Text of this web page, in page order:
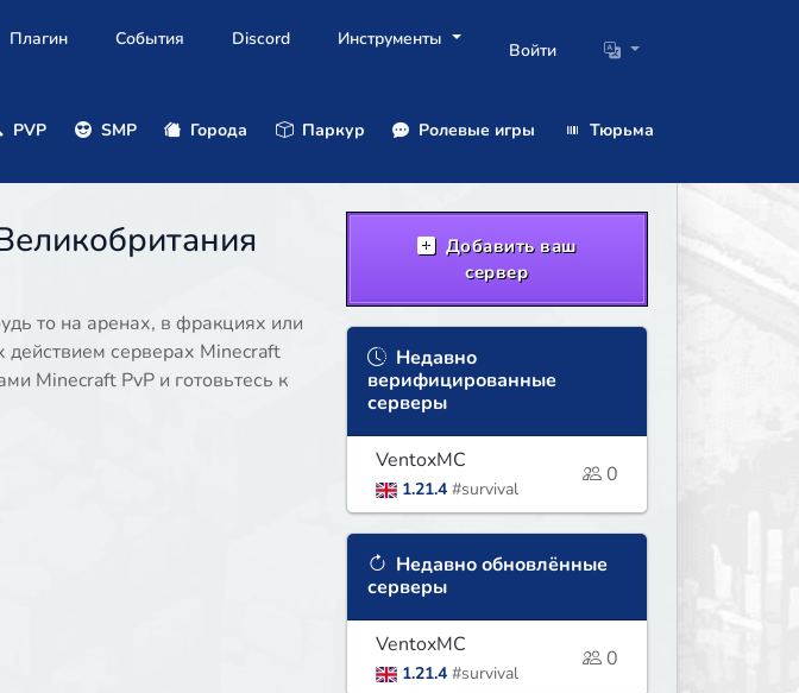
Плагин События Discord Инструменты
Войти
PVP SMP Города Паркур Ролевые игры
Тюрьма
то на аренах, в фракциях или
серверах Minecraft
Minecraft PvP и готовьтесь к
Добавить ваш
сервер
Недавно
верифицированные
серверы
VentoxMC
1.21.4 #survival
0
Недавно обновлённые
серверы
VentoxMC
1.21.4 #survival
0